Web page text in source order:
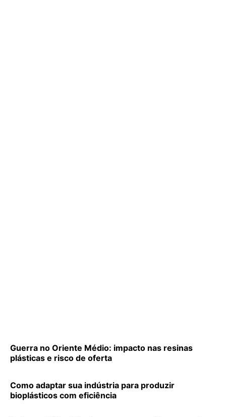
Guerra no Oriente Médio: impacto nas resinas
plásticas e risco de oferta
Como adaptar sua indústria para produzir
bioplásticos com eficiência